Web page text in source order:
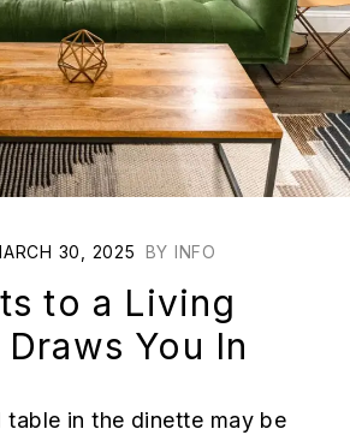
30, 2025 BY INFO
to a Living
You In
table in the dinette may be